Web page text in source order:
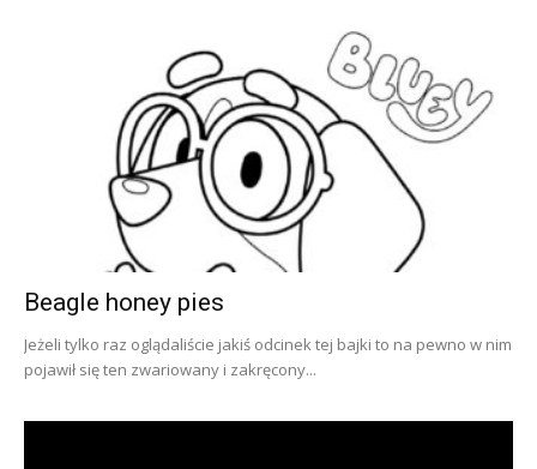
Beagle honey pies
Jeżeli tylko raz oglądaliście jakiś odcinek tej bajki to na pewno w nim
pojawił się ten zwariowany i zakręcony...